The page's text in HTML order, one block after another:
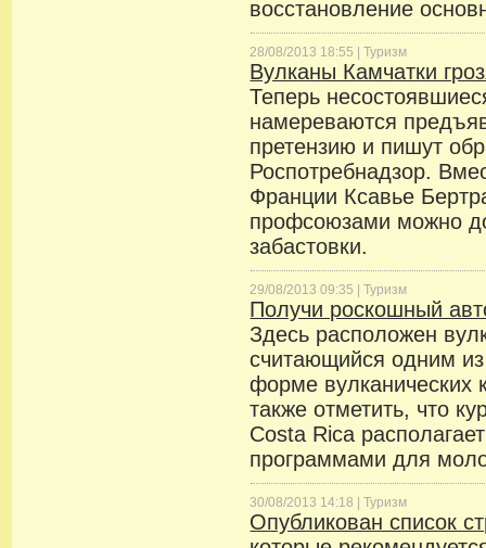
восстановление
28/08/2013 18:55 |Туризм
Вулканы Камчатки
Теперь
намереваются
претензию и пишут
Роспотребнадзор.
Франции Ксавье
профсоюзами можно
забастовки.
29/08/2013 09:35 |Туризм
Получи роскошный
Здесь расположен
считающийся одним
форме вулканических
также отметить, что
Costa Rica
программами для
30/08/2013 14:18 |Туризм
Опубликован список